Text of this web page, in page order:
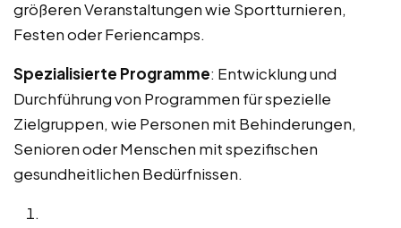
größeren Veranstaltungen wie Sportturnieren,
Festen oder Feriencamps.
Spezialisierte Programme: Entwicklung und
Durchführung von Programmen für spezielle
Zielgruppen, wie Personen mit Behinderungen,
Senioren oder Menschen mit spezifischen
gesundheitlichen Bedürfnissen.